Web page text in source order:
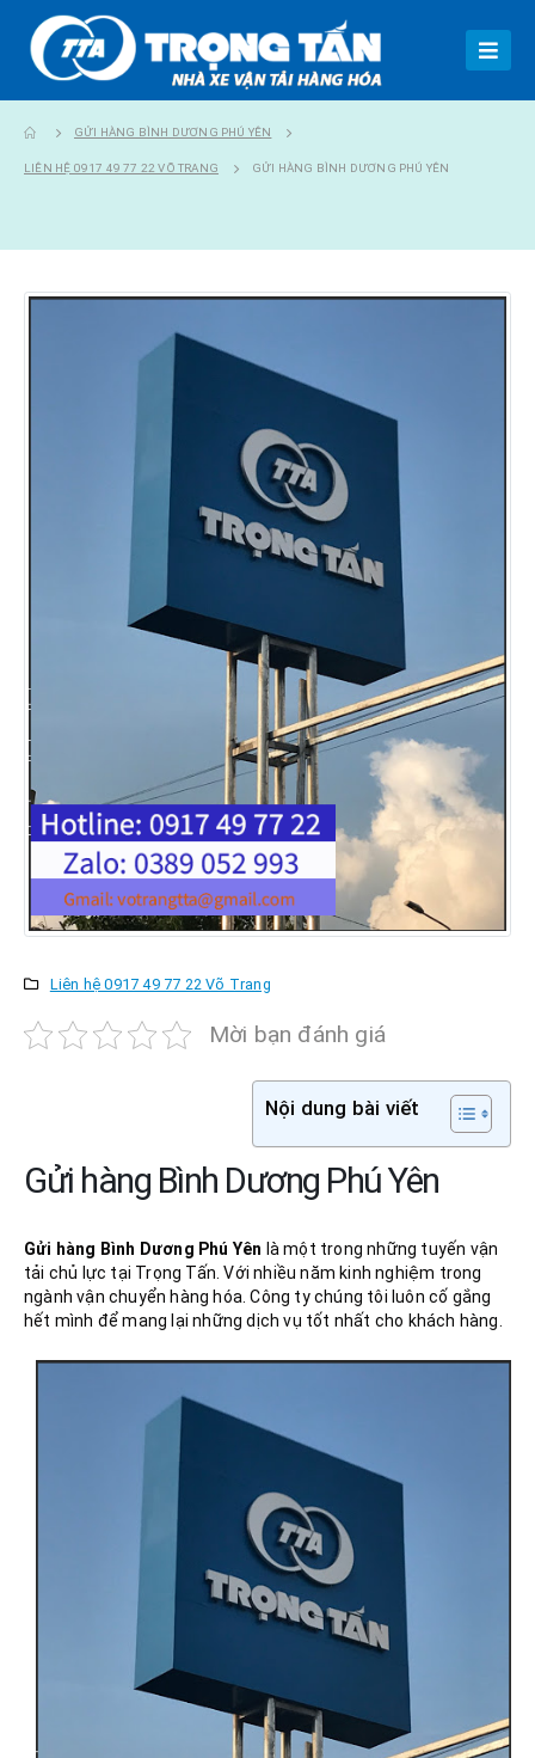
GỬI HÀNG BÌNH DƯƠNG PHÚ YÊN
LIÊN HỆ 0917 49 77 22 VÕ TRANG GỬI HÀNG BÌNH DƯƠNG PHÚ YÊN
Liên hệ 0917 49 77 22 Võ Trang
Mời bạn đánh giá
Nội dung bài viết
Gửi hàng Bình Dương Phú Yên
Gửi hàng Bình Dương Phú Yên là một trong những tuyến vận
tải chủ lực tại Trọng Tấn. Với nhiều năm kinh nghiệm trong
ngành vận chuyển hàng hóa. Công ty chúng tôi luôn cố gắng
hết mình để mang lại những dịch vụ tốt nhất cho khách hàng.